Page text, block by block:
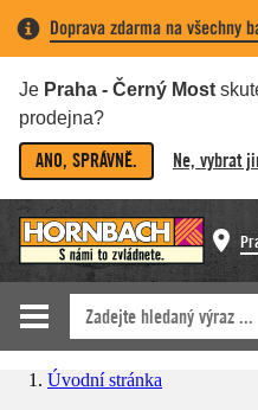
Doprava zdarma na všechny
Je Praha - Černý Most
prodejna?
ANO, SPRÁVNĚ. Ne, vybrat
Úvodní stránka